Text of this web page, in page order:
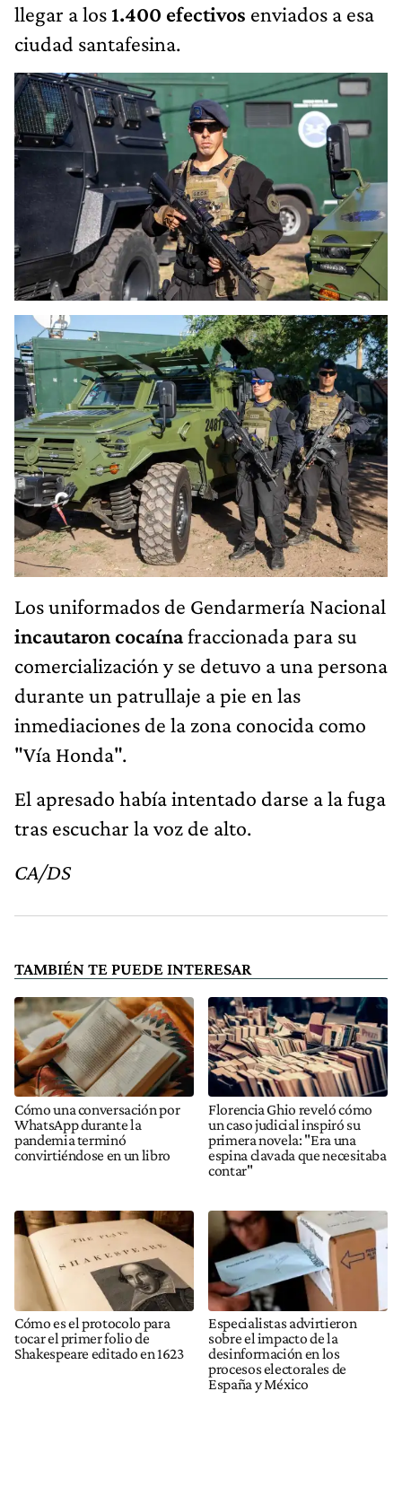
llegar a los1.400 efectivos enviados a esa
ciudad santafesina.
Los uniformados de Gendarmería Nacional
incautaron cocaínafraccionada para su
comercialización y se detuvo a una persona
durante un patrullaje a pie en las
inmediaciones de la zona conocida como
"Vía Honda".
El apresado había intentado darse a la fuga
tras escuchar la voz de alto.
CA/DS
TAMBIÉN TE PUEDE INTERESAR
Cómo una conversación por
WhatsApp durante la
pandemia terminó
convirtiéndose en un libro
Florencia Ghio reveló cómo
un caso judicial inspiró su
primera novela: "Era una
espina clavada que necesitaba
contar"
Cómo es el protocolo para
tocar el primer folio de
Shakespeare editado en 1623
Especialistas advirtieron
sobre el impacto de la
desinformación en los
procesos electorales de
España y México